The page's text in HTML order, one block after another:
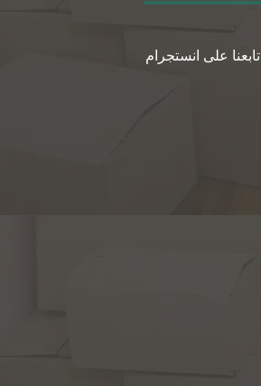
تابعنا على انستجرام